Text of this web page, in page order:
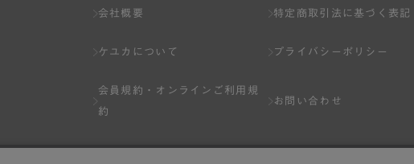
会社概要
ケユカについて
会員規約・
オンラインご利用規
約
Q&A
特定商取引法に基づく表記
プライバシーポリシー
お問い合わせ